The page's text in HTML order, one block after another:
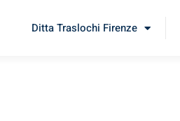
Ditta Traslochi Firenze